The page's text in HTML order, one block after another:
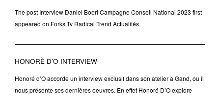
The post Interview Daniel Boeri Campagne Conseil National 2023 first
appeared on Forks.Tv Radical Trend Actualités.
HONORÈ D’O INTERVIEW
Honoré d’O accorde un interview exclusif dans son atelier à Gand, ou il
nous présente ses dernières oeuvres. En effet Honoré D’O explore